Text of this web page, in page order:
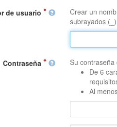
de usuario
Crear un
subrayados
Contraseña
Su
De 6
Al